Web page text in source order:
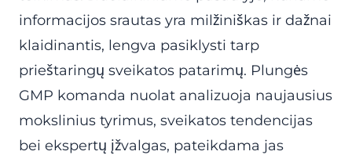
informacijos srautas yra milžiniškas ir dažnai
klaidinantis, lengva pasiklysti tarp
prieštaringų sveikatos patarimų. Plungės
GMP komanda nuolat analizuoja naujausius
mokslinius tyrimus, sveikatos tendencijas
bei ekspertų įžvalgas, pateikdama jas